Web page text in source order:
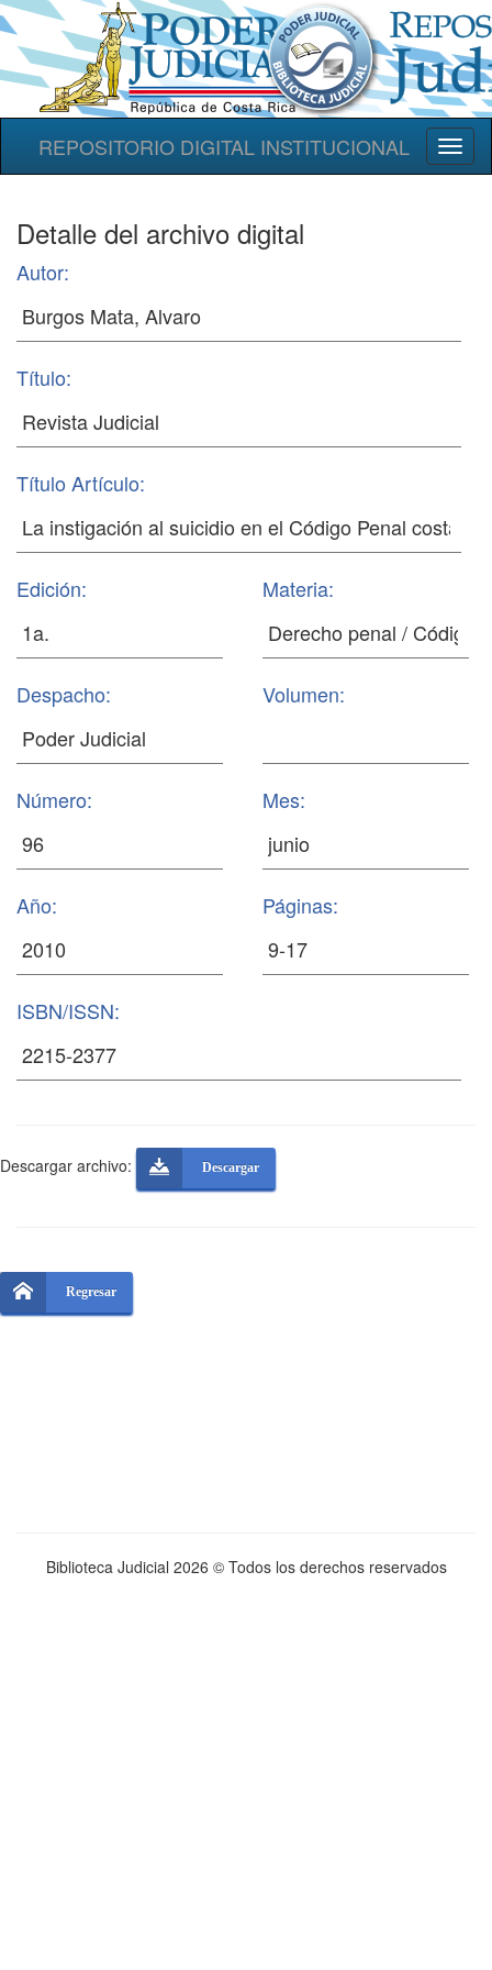
REPOSITORIO DIGITAL INSTITUCIONAL
Detalle del archivo digital
Autor:
Título:
Título Artículo:
Edición: Materia:
Despacho: Volumen:
Número: Mes:
Año: Páginas:
ISBN/ISSN:
Descargar archivo: Descargar
Regresar
Biblioteca Judicial 2026 © Todos los derechos reservados